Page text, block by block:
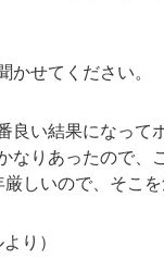
せてください。
い結果になって
なりあったので、
しいので、そこ
り）